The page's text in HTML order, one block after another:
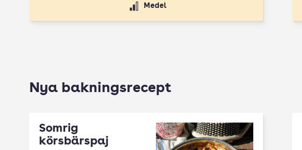
Medel
Nya bakningsrecept
Somrig
körsbärspaj